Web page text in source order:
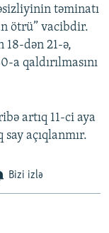
təminatı
ötrü” vacibdir.
18-dən 21-ə,
a qaldırılmasını
artıq 11-ci aya
açıqlanmır.
Bizi izlə